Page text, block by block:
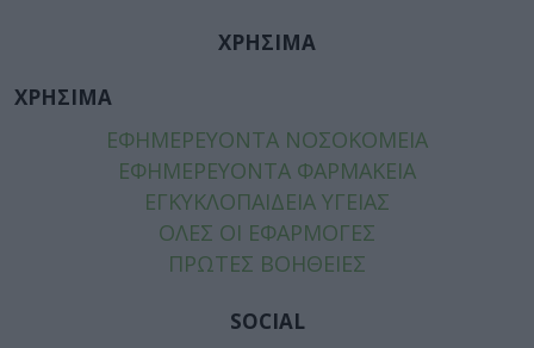
ΧΡΗΣΙΜΑ
ΧΡΗΣΙΜΑ
ΕΦΗΜΕΡΕΥΟΝΤΑ ΝΟΣΟΚΟΜΕΙΑ
ΕΦΗΜΕΡΕΥΟΝΤΑ ΦΑΡΜΑΚΕΙΑ
ΕΓΚΥΚΛΟΠΑΙΔΕΙΑ ΥΓΕΙΑΣ
ΟΛΕΣ ΟΙ ΕΦΑΡΜΟΓΕΣ
ΠΡΩΤΕΣ ΒΟΗΘΕΙΕΣ
SOCIAL